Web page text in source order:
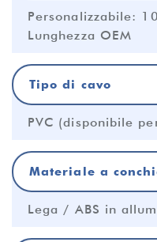
Personalizzabile:
Lunghezza OEM
Tipo di cavo
PVC (disponibile
Materiale a
Lega / ABS in